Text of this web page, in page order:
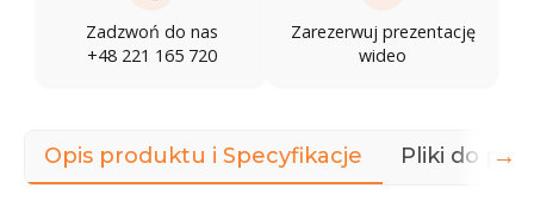
Zadzwoń do nas
+48 221 165 720
Zarezerwuj prezentację
wideo
Opis produktu i Specyfikacje Pliki do →